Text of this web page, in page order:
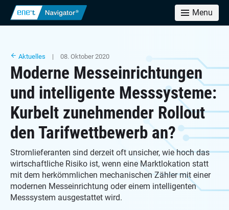
Menu
Aktuelles | 08. Oktober 2020
Moderne Messeinrichtungen
und intelligente Messsysteme:
Kurbelt zunehmender Rollout
den Tarifwettbewerb an?
Stromlieferanten sind derzeit oft unsicher, wie hoch das
wirtschaftliche Risiko ist, wenn eine Marktlokation statt
mit dem herkömmlichen mechanischen Zähler mit einer
modernen Messeinrichtung oder einem intelligenten
Messsystem ausgestattet wird.